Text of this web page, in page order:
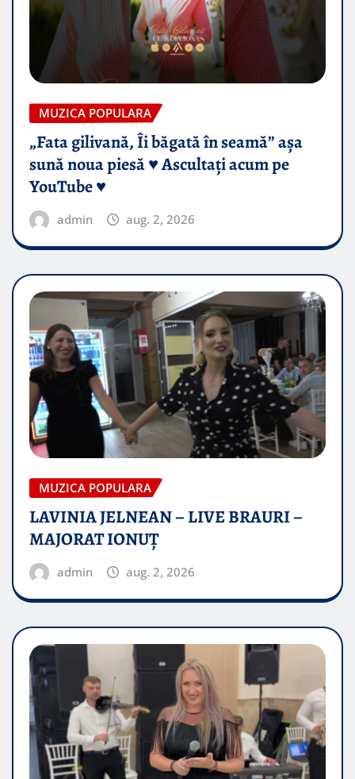
MUZICA POPULARA
„Fata gilivană, Îi băgată în seamă” așa
sună noua piesă ♥️ Ascultați acum pe
YouTube ♥️
admin aug. 2, 2026
MUZICA POPULARA
LAVINIA JELNEAN – LIVE BRAURI –
MAJORAT IONUŢ
admin aug. 2, 2026